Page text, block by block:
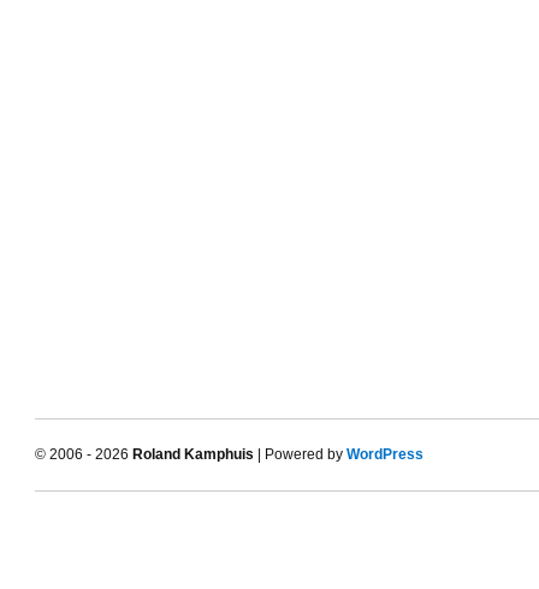
© 2006 - 2026 Roland Kamphuis | Powered by WordPress